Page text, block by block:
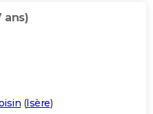
ans)
(Isère)